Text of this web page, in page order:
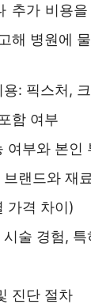
추가 비용
해 병원에
: 픽스처,
함 여부
여부와 본인
브랜드와 재
가격 차이)
술 경험, 특
진단 절차